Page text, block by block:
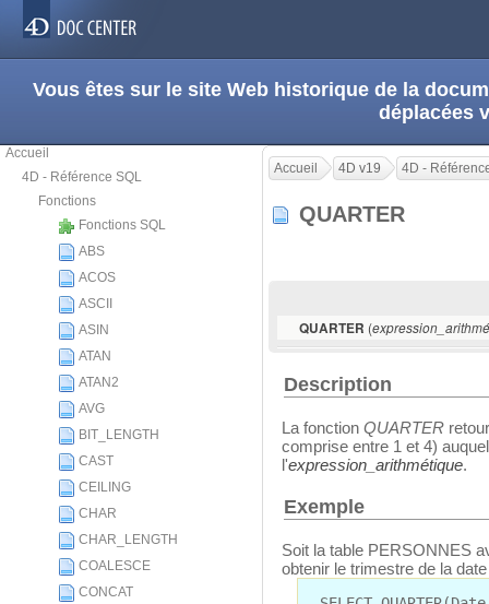
Vous êtes sur le site Web historique de la
déplacées
Accueil
4D - Référence SQL
Fonctions
Fonctions SQL
ABS
ACOS
ASCII
ASIN
ATAN
ATAN2
AVG
BIT_LENGTH
CAST
CEILING
CHAR
CHAR_LENGTH
COALESCE
CONCAT
Accueil 4D v19 4D -
QUARTER
QUARTER (
Description
La fonction QUARTER
comprise entre 1 et 4)
l'expression_arithmétique.
Exemple
Soit la table PERSONNES
obtenir le trimestre de la